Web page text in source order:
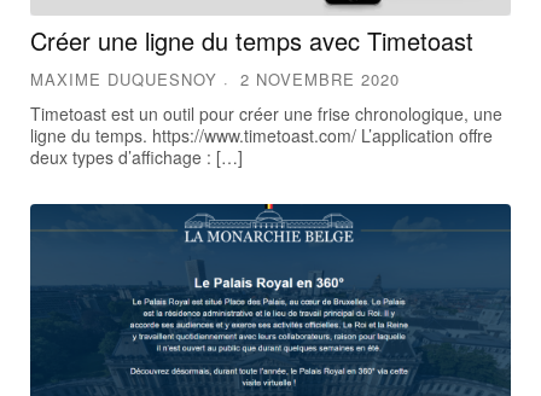
Créer une ligne du temps avec Timetoast
MAXIME DUQUESNOY 2 NOVEMBRE 2020
Timetoast est un outil pour créer une frise chronologique, une
ligne du temps. https://www.timetoast.com/ L’application offre
deux types d’affichage : […]